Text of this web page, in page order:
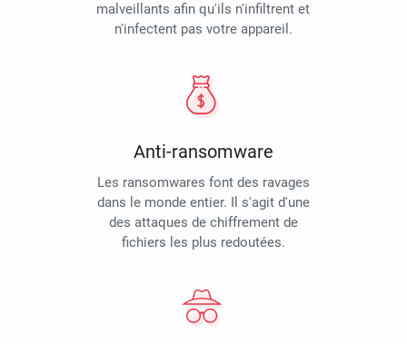
malveillants afin qu'ils n'infiltrent et
n'infectent pas votre appareil.
Anti-ransomware
Les ransomwares font des ravages
dans le monde entier. Il s'agit d'une
des attaques de chiffrement de
fichiers les plus redoutées.